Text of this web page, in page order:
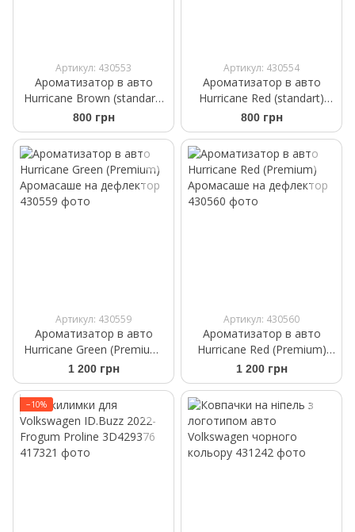
Артикул: 430553
Ароматизатор в авто
Hurricane Brown (standart)
Аромасаше на дефлектор
800 грн
Артикул: 430554
Ароматизатор в авто
Hurricane Red (standart)
Аромасаше на дефлектор
800 грн
Артикул: 430559
Ароматизатор в авто
Hurricane Green (Premium)
Аромасаше на дефлектор
1 200 грн
Артикул: 430560
Ароматизатор в авто
Hurricane Red (Premium)
Аромасаше на дефлектор
1 200 грн
−10%